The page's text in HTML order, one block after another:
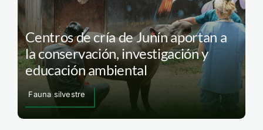
Centros de cría de Junín aportan a
la conservación, investigación y
educación ambiental
Fauna silvestre